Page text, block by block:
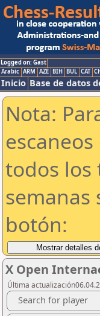
Logged on: Gast
Arabic ARM AZE BIH BUL CAT
Inicio Base de datos
Nota:
todos los
botón:
X Open
Última
Search for player